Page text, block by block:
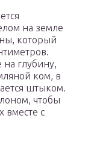
на земле
который
на глубину,
ком, в
штыком.
чтобы
вместе с